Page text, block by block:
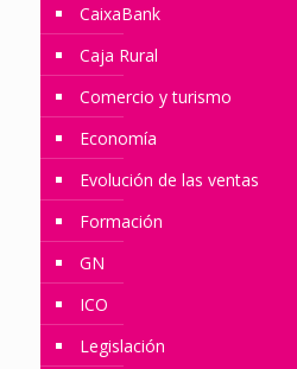
CaixaBank
Caja Rural
Comercio y turismo
Economía
Evolución de las ventas
Formación
GN
ICO
Legislación